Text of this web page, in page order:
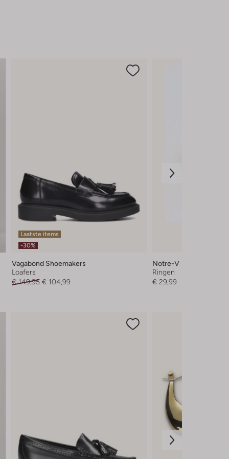
Laatste items
-30%
Vagabond Shoemakers
Loafers
€ 149,95 € 104,99
Notre-V
Ringen
€ 29,99